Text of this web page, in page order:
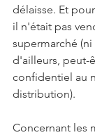
délaisse. Et
il n'était pas
supermarché
d'ailleurs, peut-
confidentiel au
distribution).
Concernant les